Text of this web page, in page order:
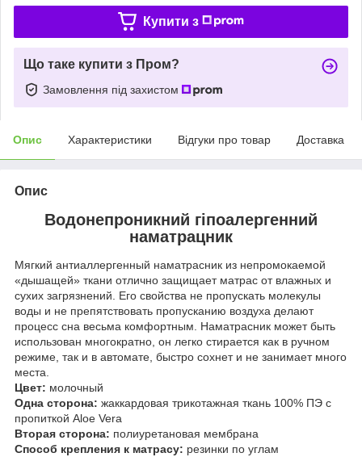
Купити з
Що таке купити з Пром?
Замовлення під захистом
Опис Характеристики Відгуки про товар Доставка
Опис
Водонепроникний гіпоалергенний
наматрацник
Мягкий антиаллергенный наматрасник из непромокаемой
«дышащей» ткани отлично защищает матрас от влажных и
сухих загрязнений. Его свойства не пропускать молекулы
воды и не препятствовать пропусканию воздуха делают
процесс сна весьма комфортным. Наматрасник может быть
использован многократно, он легко стирается как в ручном
режиме, так и в автомате, быстро сохнет и не занимает много
места.
Цвет: молочный
Одна сторона: жаккардовая трикотажная ткань 100% ПЭ с
пропиткой Aloe Vera
Вторая сторона: полиуретановая мембрана
Способ крепления к матрасу: резинки по углам